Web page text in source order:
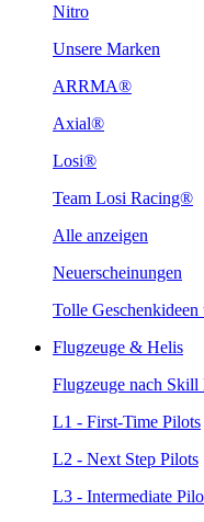
Nitro
Unsere Marken
ARRMA®
Axial®
Losi®
Team Losi Racing®
Alle anzeigen
Neuerscheinungen
Tolle Geschenkideen
Flugzeuge & Helis
Flugzeuge nach Skill
L1 - First-Time Pilots
L2 - Next Step Pilots
L3 - Intermediate